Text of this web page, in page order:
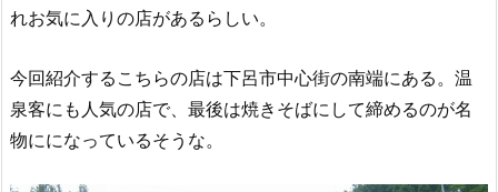
れお気に入りの店があるらしい。
今回紹介するこちらの店は下呂市中心街の南端にある。温
泉客にも人気の店で、最後は焼きそばにして締めるのが名
物にになっているそうな。